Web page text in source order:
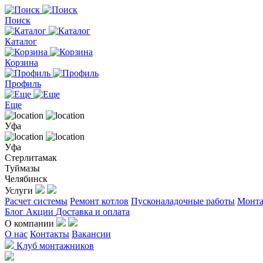
Поиск
Каталог
Корзина
Профиль
Еще
Уфа
Уфа
Стерлитамак
Туймазы
Челябинск
Услуги
Расчет системы Ремонт котлов Пусконаладочные работы
Блог Акции Доставка и оплата
О компании
О нас Контакты Вакансии
Клуб монтажников